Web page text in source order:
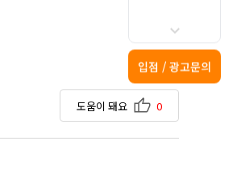
도움이 돼요 0
입점 / 광고문의